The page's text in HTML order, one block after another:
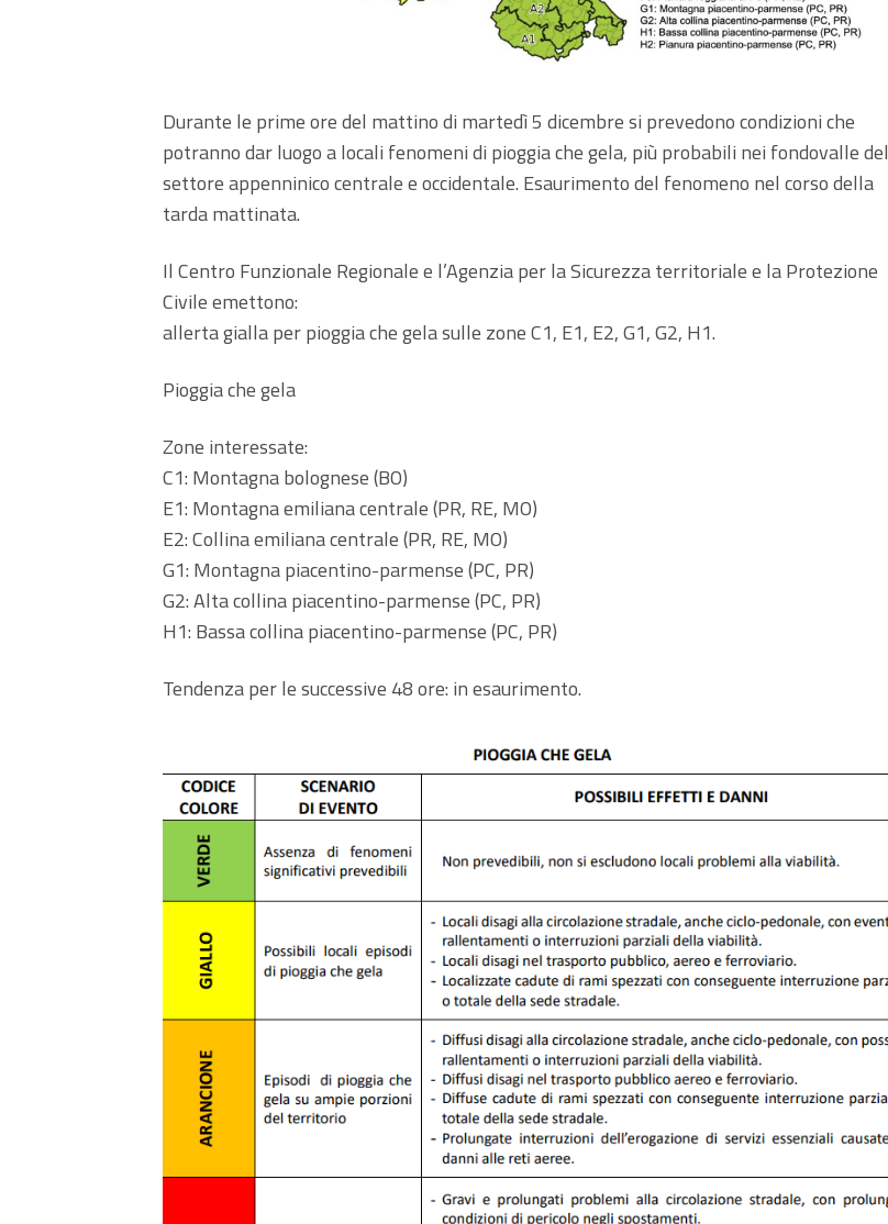
Durante le prime ore del mattino di martedì 5 dicembre si prevedono condizioni che
potranno dar luogo a locali fenomeni di pioggia che gela, più probabili nei fondovalle del
settore appenninico centrale e occidentale. Esaurimento del fenomeno nel corso della
tarda mattinata.
Il Centro Funzionale Regionale e l’Agenzia per la Sicurezza territoriale e la Protezione
Civile emettono:
allerta gialla per pioggia che gela sulle zone C1, E1, E2, G1, G2, H1.
Pioggia che gela
Zone interessate:
C1: Montagna bolognese (BO)
E1: Montagna emiliana centrale (PR, RE, MO)
E2: Collina emiliana centrale (PR, RE, MO)
G1: Montagna piacentino-parmense (PC, PR)
G2: Alta collina piacentino-parmense (PC, PR)
H1: Bassa collina piacentino-parmense (PC, PR)
Tendenza per le successive 48 ore: in esaurimento.